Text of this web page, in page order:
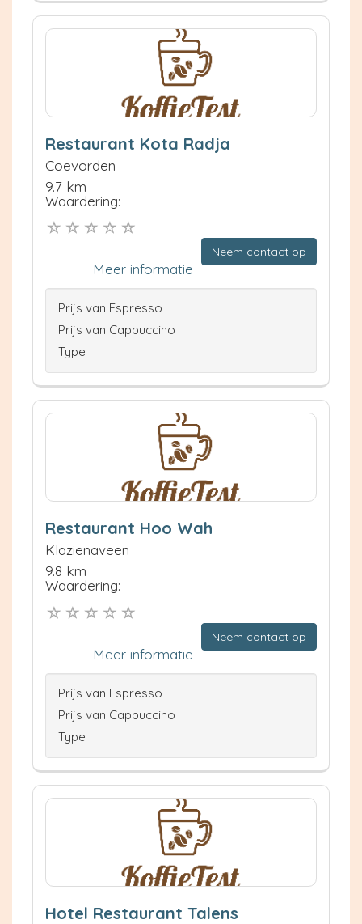
Restaurant Kota Radja
Coevorden
9.7 km
Waardering:
Neem contact op
Meer informatie
Prijs van Espresso
Prijs van Cappuccino
Type
Restaurant Hoo Wah
Klazienaveen
9.8 km
Waardering:
Neem contact op
Meer informatie
Prijs van Espresso
Prijs van Cappuccino
Type
Hotel Restaurant Talens